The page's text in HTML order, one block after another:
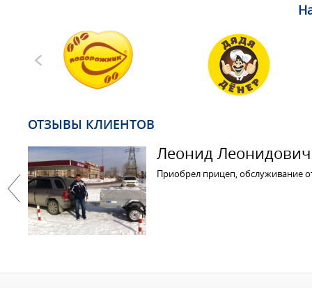
ОТЗЫВЫ КЛИЕНТОВ
Леонид Леонидович
Приобрел прицеп, обслуживание
Previous